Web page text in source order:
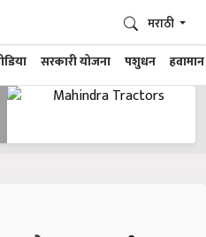
सरकारी योजना पशुधन हवामान
मराठी